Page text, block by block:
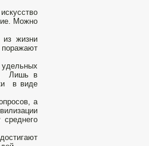
Можно
из жизни
Лишь в
в виде
а